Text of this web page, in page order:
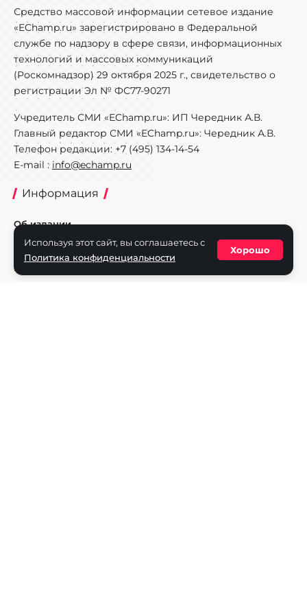
Средство массовой информации сетевое издание
«EChamp.ru» зарегистрировано в Федеральной
службе по надзору в сфере связи, информационных
технологий и массовых коммуникаций
(Роскомнадзор) 29 октября 2025 г., свидетельство о
регистрации Эл № ФС77-90271
Учредитель СМИ «EChamp.ru»: ИП Чередник А.В.
Главный редактор СМИ «EChamp.ru»: Чередник А.В.
Телефон редакции: +7 (495) 134-14-54
E-mail : info@echamp.ru
Информация
Об издании
Реклама на портале
Политика конфиденциальности
Используя этот сайт, вы соглашаетесь с
Политика конфиденциальности
Хорошо